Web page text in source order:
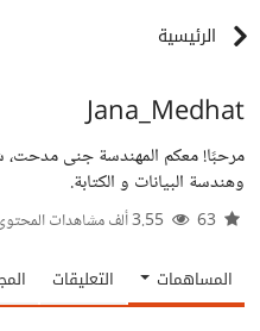
الرئيسية
Jana_Medhat
مرحبًا! معكم المهندسة جنى مدحت،
وهندسة البيانات و الكتابة.
المساهمات التعليقات